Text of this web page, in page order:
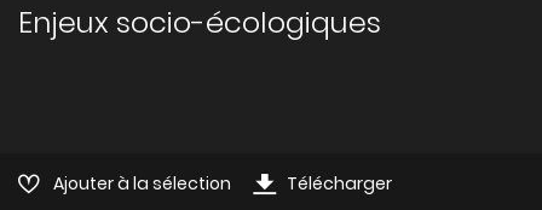
Enjeux socio-écologiques
Ajouter à la sélection Télécharger